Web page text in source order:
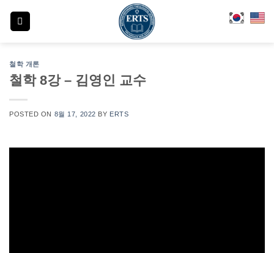
철학 개론
철학 8강 – 김영인 교수
POSTED ON 8월 17, 2022 BY ERTS